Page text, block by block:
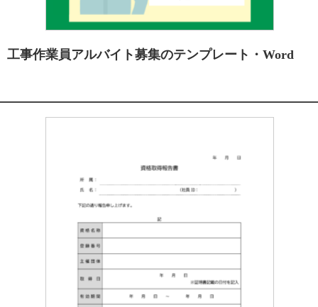
工事作業員アルバイト募集のテンプレート・Word